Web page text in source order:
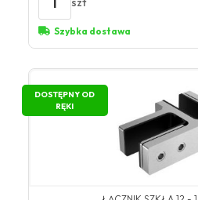
Szybka dostawa
DOSTĘPNY OD
RĘKI